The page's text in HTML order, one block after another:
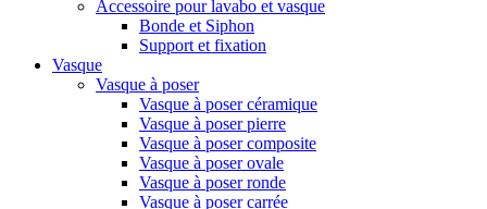
Accessoire pour lavabo et vasque
Bonde et Siphon
Support et fixation
Vasque
Vasque à poser
Vasque à poser céramique
Vasque à poser pierre
Vasque à poser composite
Vasque à poser ovale
Vasque à poser ronde
Vasque à poser carrée